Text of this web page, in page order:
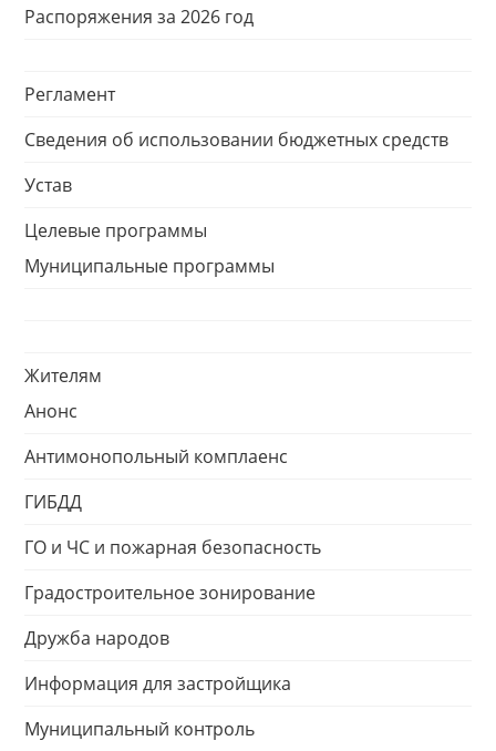
Распоряжения за 2026 год
Регламент
Сведения об использовании бюджетных средств
Устав
Целевые программы
Муниципальные программы
Жителям
Анонс
Антимонопольный комплаенс
ГИБДД
ГО и ЧС и пожарная безопасность
Градостроительное зонирование
Дружба народов
Информация для застройщика
Муниципальный контроль